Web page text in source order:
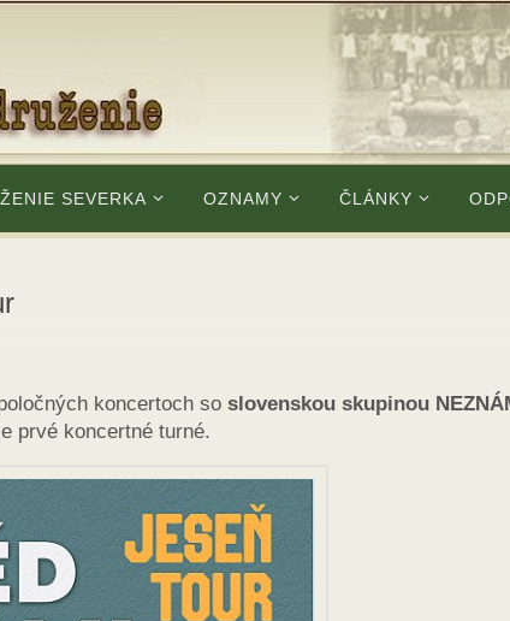
SEVERKA OZNAMY ČLÁNKY
koncertoch so slovenskou skupinou
prvé koncertné turné.